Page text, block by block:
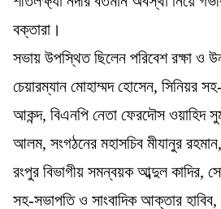
বক্তারা।
সভায় উপস্থিত ছিলেন পরিবেশ রক্ষা ও
চেয়ারম্যান মোহাম্মদ হোসেন, সিনিয়র
আকন্দ, বিএনপি নেতা ফেরদৌস ওয়াহিদ
আলম, সংগঠনের মহাসচিব মীযানুর
রংপুর বিভাগীয় সমন্বয়ক আব্দুল কাদির,
সহ-সভাপতি ও সাংবাদিক আক্তার হাবিব,